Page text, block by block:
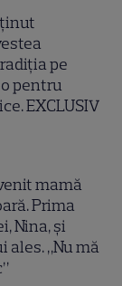
pe
pentru
EXCLUSIV
mamă
Prima
Nina, și
ales. „Nu mă